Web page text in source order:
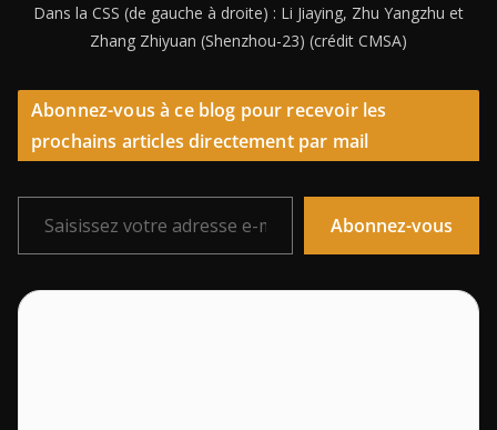
Dans la CSS (de gauche à droite) : Li Jiaying, Zhu Yangzhu et
Zhang Zhiyuan (Shenzhou-23) (crédit CMSA)
Abonnez-vous à ce blog pour recevoir les
prochains articles directement par mail
Saisissez votre adresse e-mail…
Abonnez-vous